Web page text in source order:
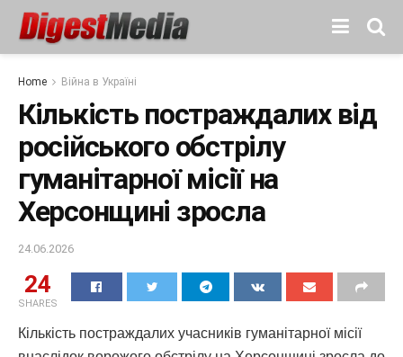
Home Війна в Україні
Кількість постраждалих від
російського обстрілу
гуманітарної місії на
Херсонщині зросла
24.06.2026
24
SHARES
Кількість постраждалих учасників гуманітарної місії